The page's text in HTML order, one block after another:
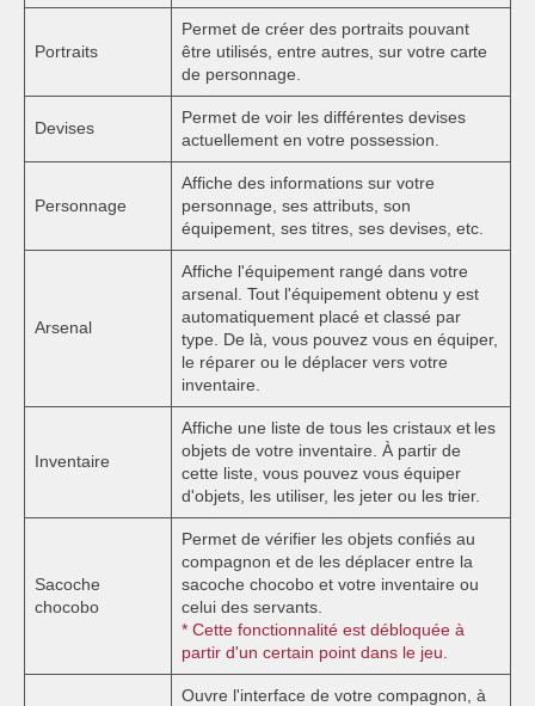
Portraits
Permet de créer des portraits pouvant
être utilisés, entre autres, sur votre carte
de personnage.
Devises
Permet de voir les différentes devises
actuellement en votre possession.
Personnage
Affiche des informations sur votre
personnage, ses attributs, son
équipement, ses titres, ses devises, etc.
Arsenal
Affiche l'équipement rangé dans votre
arsenal. Tout l'équipement obtenu y est
automatiquement placé et classé par
type. De là, vous pouvez vous en équiper,
le réparer ou le déplacer vers votre
inventaire.
Inventaire
Affiche une liste de tous les cristaux et les
objets de votre inventaire. À partir de
cette liste, vous pouvez vous équiper
d'objets, les utiliser, les jeter ou les trier.
Sacoche
chocobo
Permet de vérifier les objets confiés au
compagnon et de les déplacer entre la
sacoche chocobo et votre inventaire ou
celui des servants.
* Cette fonctionnalité est débloquée à
partir d'un certain point dans le jeu.
Ouvre l'interface de votre compagnon, à